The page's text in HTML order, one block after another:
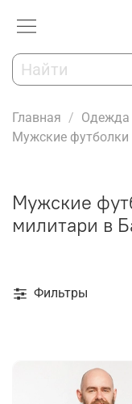
Главная Одежда
Мужские футболки
Мужские
милитари в
Фильтры